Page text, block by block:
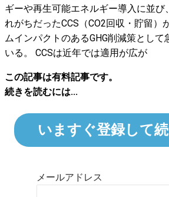
ギーや再生可能エネルギー導入に並び
れがちだったCCS（CO2回収・貯留）
ムインパクトのあるGHG削減策として
いる。 CCSは近年では適用が広が
この記事は有料記事です。
続きを読むには...
いますぐ登録して
メールアドレス